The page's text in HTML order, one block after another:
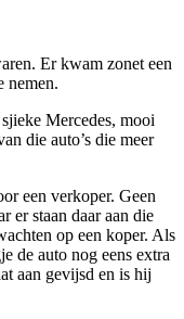
Er kwam zonet een
nemen.
Mercedes, mooi
die auto’s die meer
een verkoper. Geen
er staan daar aan die
op een koper. Als
de auto nog eens extra
aan gevijsd en is hij